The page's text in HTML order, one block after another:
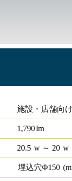
施設・店舗向
1,790lm
20.5 w～ 20 w
埋込穴Φ150